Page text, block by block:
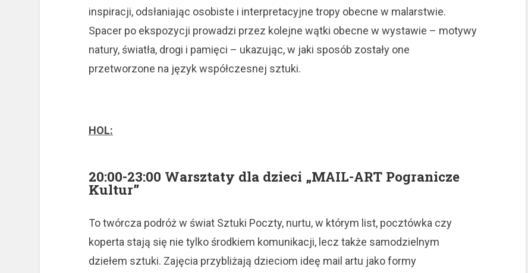
inspiracji, odsłaniając osobiste i interpretacyjne tropy obecne w malarstwie.
Spacer po ekspozycji prowadzi przez kolejne wątki obecne w wystawie – motywy
natury, światła, drogi i pamięci – ukazując, w jaki sposób zostały one
przetworzone na język współczesnej sztuki.
HOL:
20:00-23:00 Warsztaty dla dzieci „MAIL-ART Pogranicze
Kultur”
To twórcza podróż w świat Sztuki Poczty, nurtu, w którym list, pocztówka czy
koperta stają się nie tylko środkiem komunikacji, lecz także samodzielnym
dziełem sztuki. Zajęcia przybliżają dzieciom ideę mail artu jako formy